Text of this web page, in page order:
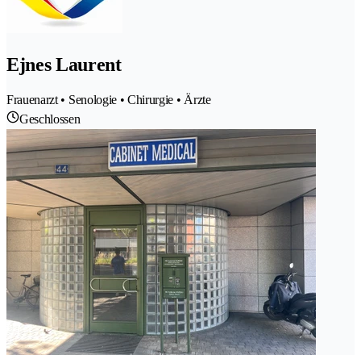
Ejnes Laurent
Frauenarzt • Senologie • Chirurgie • Ärzte
Geschlossen